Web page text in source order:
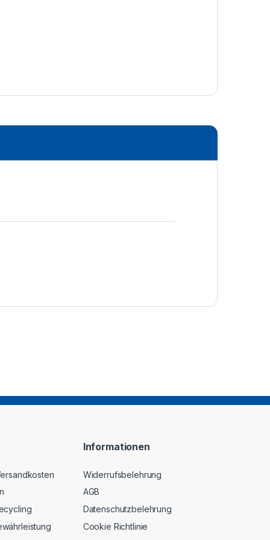
Informationen
Widerrufsbelehrung
AGB
Datenschutzbelehrung
Cookie Richtlinie